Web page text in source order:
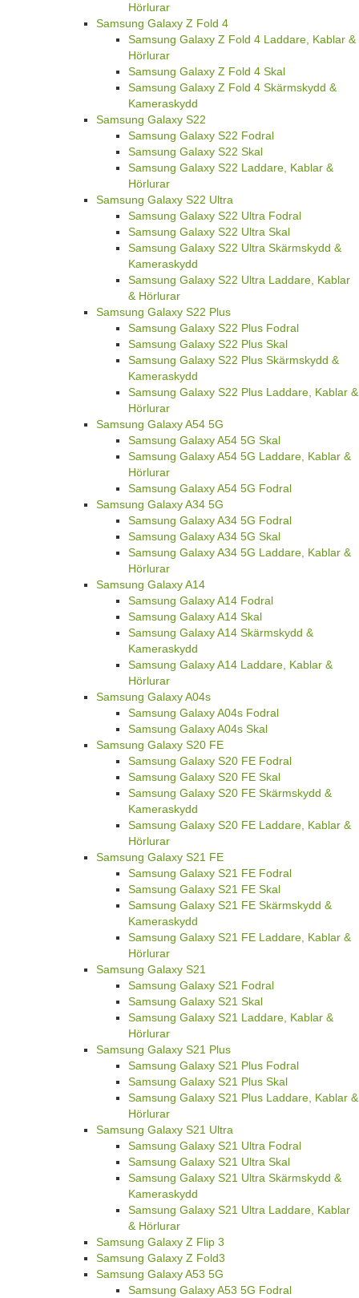
Hörlurar
Samsung Galaxy Z Fold 4
Samsung Galaxy Z Fold 4 Laddare, Kablar &
Hörlurar
Samsung Galaxy Z Fold 4 Skal
Samsung Galaxy Z Fold 4 Skärmskydd &
Kameraskydd
Samsung Galaxy S22
Samsung Galaxy S22 Fodral
Samsung Galaxy S22 Skal
Samsung Galaxy S22 Laddare, Kablar &
Hörlurar
Samsung Galaxy S22 Ultra
Samsung Galaxy S22 Ultra Fodral
Samsung Galaxy S22 Ultra Skal
Samsung Galaxy S22 Ultra Skärmskydd &
Kameraskydd
Samsung Galaxy S22 Ultra Laddare, Kablar
& Hörlurar
Samsung Galaxy S22 Plus
Samsung Galaxy S22 Plus Fodral
Samsung Galaxy S22 Plus Skal
Samsung Galaxy S22 Plus Skärmskydd &
Kameraskydd
Samsung Galaxy S22 Plus Laddare, Kablar &
Hörlurar
Samsung Galaxy A54 5G
Samsung Galaxy A54 5G Skal
Samsung Galaxy A54 5G Laddare, Kablar &
Hörlurar
Samsung Galaxy A54 5G Fodral
Samsung Galaxy A34 5G
Samsung Galaxy A34 5G Fodral
Samsung Galaxy A34 5G Skal
Samsung Galaxy A34 5G Laddare, Kablar &
Hörlurar
Samsung Galaxy A14
Samsung Galaxy A14 Fodral
Samsung Galaxy A14 Skal
Samsung Galaxy A14 Skärmskydd &
Kameraskydd
Samsung Galaxy A14 Laddare, Kablar &
Hörlurar
Samsung Galaxy A04s
Samsung Galaxy A04s Fodral
Samsung Galaxy A04s Skal
Samsung Galaxy S20 FE
Samsung Galaxy S20 FE Fodral
Samsung Galaxy S20 FE Skal
Samsung Galaxy S20 FE Skärmskydd &
Kameraskydd
Samsung Galaxy S20 FE Laddare, Kablar &
Hörlurar
Samsung Galaxy S21 FE
Samsung Galaxy S21 FE Fodral
Samsung Galaxy S21 FE Skal
Samsung Galaxy S21 FE Skärmskydd &
Kameraskydd
Samsung Galaxy S21 FE Laddare, Kablar &
Hörlurar
Samsung Galaxy S21
Samsung Galaxy S21 Fodral
Samsung Galaxy S21 Skal
Samsung Galaxy S21 Laddare, Kablar &
Hörlurar
Samsung Galaxy S21 Plus
Samsung Galaxy S21 Plus Fodral
Samsung Galaxy S21 Plus Skal
Samsung Galaxy S21 Plus Laddare, Kablar &
Hörlurar
Samsung Galaxy S21 Ultra
Samsung Galaxy S21 Ultra Fodral
Samsung Galaxy S21 Ultra Skal
Samsung Galaxy S21 Ultra Skärmskydd &
Kameraskydd
Samsung Galaxy S21 Ultra Laddare, Kablar
& Hörlurar
Samsung Galaxy Z Flip 3
Samsung Galaxy Z Fold3
Samsung Galaxy A53 5G
Samsung Galaxy A53 5G Fodral